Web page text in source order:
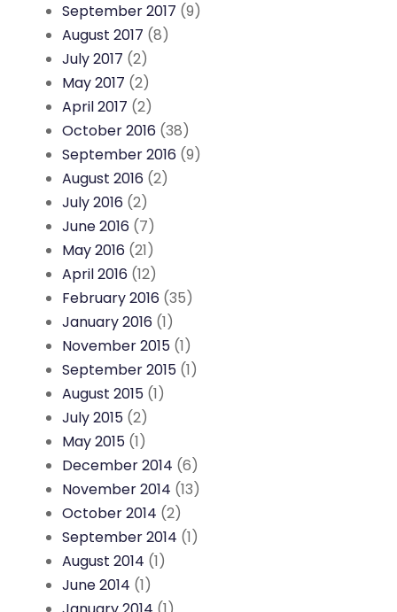
September 2017 (9)
August 2017 (8)
July 2017 (2)
May 2017 (2)
April 2017 (2)
October 2016 (38)
September 2016 (9)
August 2016 (2)
July 2016 (2)
June 2016 (7)
May 2016 (21)
April 2016 (12)
February 2016 (35)
January 2016 (1)
November 2015 (1)
September 2015 (1)
August 2015 (1)
July 2015 (2)
May 2015 (1)
December 2014 (6)
November 2014 (13)
October 2014 (2)
September 2014 (1)
August 2014 (1)
June 2014 (1)